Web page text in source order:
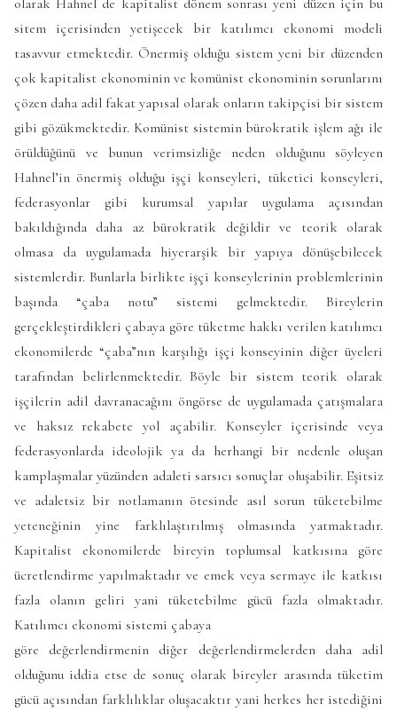
sitem içerisinden yetişecek bir katılımcı ekonomi modeli
tasavvur etmektedir. Önermiş olduğu sistem yeni bir düzenden
çok kapitalist ekonominin ve komünist ekonominin sorunlarını
çözen daha adil fakat yapısal olarak onların takipçisi bir sistem
gibi gözükmektedir. Komünist sistemin bürokratik işlem ağı ile
örüldüğünü ve bunun verimsizliğe neden olduğunu söyleyen
Hahnel’in önermiş olduğu işçi konseyleri, tüketici konseyleri,
federasyonlar gibi kurumsal yapılar uygulama açısından
bakıldığında daha az bürokratik değildir ve teorik olarak
olmasa da uygulamada hiyerarşik bir yapıya dönüşebilecek
sistemlerdir. Bunlarla birlikte işçi konseylerinin problemlerinin
başında “çaba notu” sistemi gelmektedir. Bireylerin
gerçekleştirdikleri çabaya göre tüketme hakkı verilen katılımcı
ekonomilerde “çaba”nın karşılığı işçi konseyinin diğer üyeleri
tarafından belirlenmektedir. Böyle bir sistem teorik olarak
işçilerin adil davranacağını öngörse de uygulamada çatışmalara
ve haksız rekabete yol açabilir. Konseyler içerisinde veya
federasyonlarda ideolojik ya da herhangi bir nedenle oluşan
kamplaşmalar yüzünden adaleti sarsıcı sonuçlar oluşabilir. Eşitsiz
ve adaletsiz bir notlamanın ötesinde asıl sorun tüketebilme
yeteneğinin yine farklılaştırılmış olmasında yatmaktadır.
Kapitalist ekonomilerde bireyin toplumsal katkısına göre
ücretlendirme yapılmaktadır ve emek veya sermaye ile katkısı
fazla olanın geliri yani tüketebilme gücü fazla olmaktadır.
Katılımcı ekonomi sistemi çabaya
göre değerlendirmenin diğer değerlendirmelerden daha adil
olduğunu iddia etse de sonuç olarak bireyler arasında tüketim
gücü açısından farklılıklar oluşacaktır yani herkes her istediğini